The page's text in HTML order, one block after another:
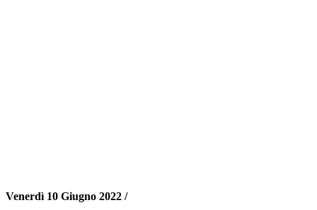
Venerdì 10 Giugno 2022 /